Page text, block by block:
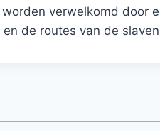
worden verwelkomd door
en de routes van de